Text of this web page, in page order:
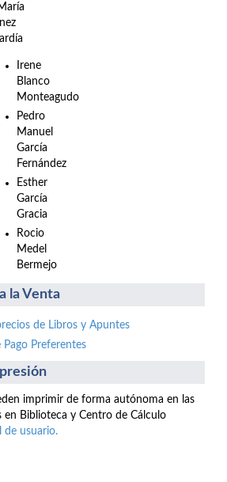
Irene
Blanco
Monteagudo
Pedro
Manuel
García
Fernández
Esther
García
Gracia
Rocio
Medel
Bermejo
la Venta
de Libros y Apuntes
Pago Preferentes
imprimir de forma autónoma en las
en Biblioteca y Centro de Cálculo
de usuario.